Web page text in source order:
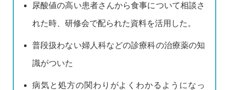
尿酸値の高い患者さんから食事について相談さ
れた時、研修会で配られた資料を活用した。
普段扱わない婦人科などの診療科の治療薬の知
識がついた
病気と処方の関わりがよくわかるようになっ